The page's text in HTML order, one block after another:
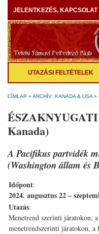
JELENTKEZÉS, KAPCSOLAT
UTAZÁSI FELTÉTELEK
CÍMLAP » ARCHÍV: KANADA & USA »
Kanada)
A Pacifikus partvidék
(Washington állam és
Időpont:
2024. augusztus 22 –
Utazás:
Menetrend szerinti járatokon;
menetrendszerinti járatokon,